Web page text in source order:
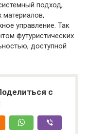
подход,
управление. Так
футуристических
доступной
с